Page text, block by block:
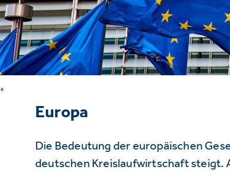
Europa
Die Bedeutung der europäischen
deutschen Kreislaufwirtschaft steigt.